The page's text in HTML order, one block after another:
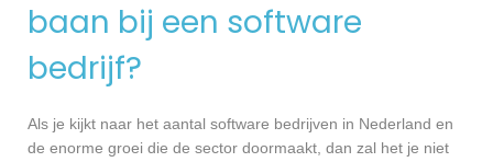
baan bij een software
bedrijf?
Als je kijkt naar het aantal software bedrijven in Nederland en
de enorme groei die de sector doormaakt, dan zal het je niet